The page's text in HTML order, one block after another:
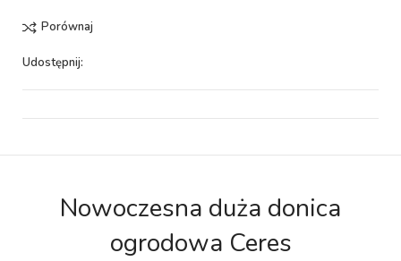
Porównaj
Udostępnij:
Nowoczesna duża donica
ogrodowa Ceres